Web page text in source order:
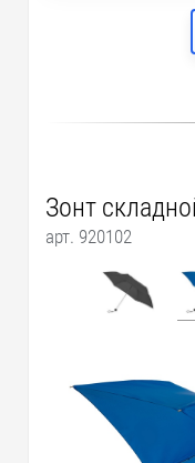
Зонт
арт. 920102